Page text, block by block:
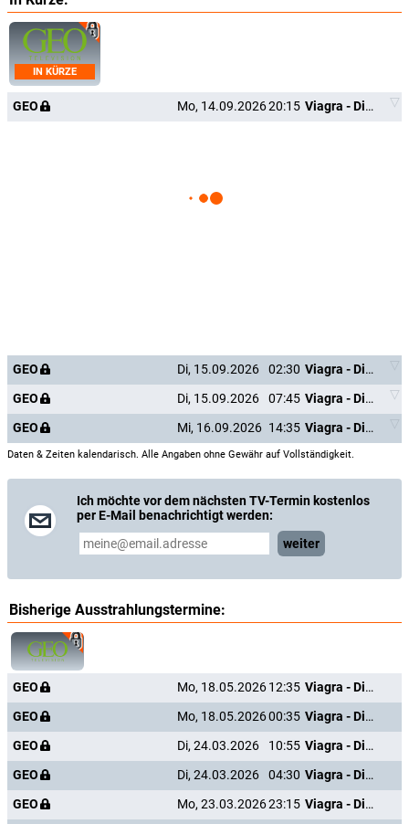
IN KÜRZE
GEO Mo, 14.09.202620:15 Viagra - Die große Geschichte einer kleinen Pille
GEO Di, 15.09.2026 02:30
Viagra - Die große Geschichte einer kleinen Pille
GEO
Di, 15.09.2026 07:45
Viagra - Die große Geschichte einer kleinen Pille
GEO
Mi, 16.09.2026 14:35 Viagra - Die große Geschichte einer kleinen Pille
Daten & Zeiten kalendarisch. Alle Angaben ohne Gewähr auf Vollständigkeit.
Ich möchte vor dem nächsten TV-Termin kostenlos
per E-Mail benachrichtigt werden:
weiter
Bisherige Ausstrahlungstermine:
GEO Mo, 18.05.202612:35
Viagra - Die große Geschichte einer kleinen Pille
GEO
Mo, 18.05.202600:35
Viagra - Die große Geschichte einer kleinen Pille
GEO
Di, 24.03.2026 10:55
Viagra - Die große Geschichte einer kleinen Pille
GEO
Di, 24.03.2026 04:30
Viagra - Die große Geschichte einer kleinen Pille
GEO
Mo, 23.03.202623:15 Viagra - Die große Geschichte einer kleinen Pille